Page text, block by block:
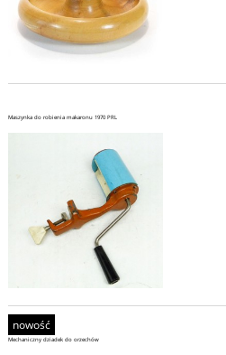
Maszynka do robienia makaronu 1970 PRL
Mechaniczny dziadek do orzechów
nowość